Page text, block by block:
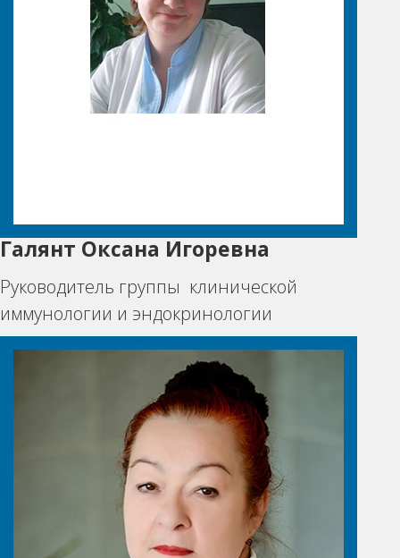
Галянт Оксана Игоревна
Руководитель группы клинической
иммунологии и эндокринологии